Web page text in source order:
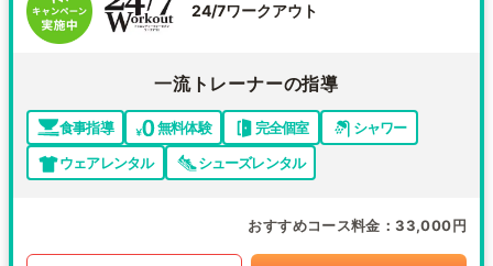
24/7ワークアウト
一流トレーナーの指導
食事指導 無料体験 完全個室
シャワー
ウェアレンタル
シューズレンタル
おすすめコース料金 33,000円